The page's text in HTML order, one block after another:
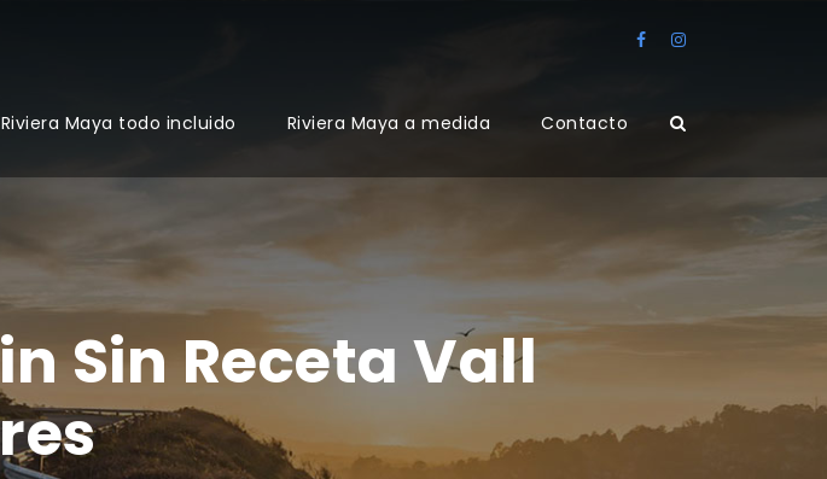
Riviera Maya todo incluido Riviera Maya a medida Contacto
Sin Receta Vall